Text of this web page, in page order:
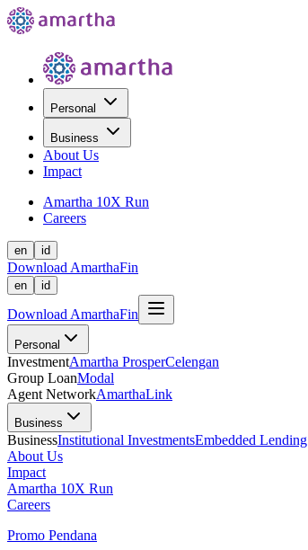
Personal
Business
About Us
Impact
Amartha 10X Run
Careers
en id
Download AmarthaFin
en id
Download AmarthaFin
Personal
InvestmentAmartha ProsperCelengan
Group LoanModal
Agent NetworkAmarthaLink
Business
BusinessInstitutional InvestmentsEmbedded Lending
About Us
Impact
Amartha 10X Run
Careers
Promo Pendana